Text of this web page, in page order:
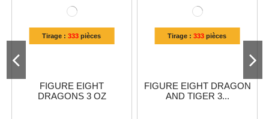
Tirage :333 pièces
FIGURE EIGHT
DRAGONS 3 OZ
Tirage :333 pièces
FIGURE EIGHT DRAGON
AND TIGER 3...